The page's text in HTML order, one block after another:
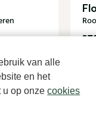
van alle
en het
u op onzecookies